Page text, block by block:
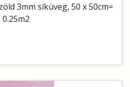
3mm síküveg, 50 x 50cm=
0.25m2